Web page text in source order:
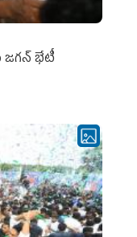
జగన్ భేటీ